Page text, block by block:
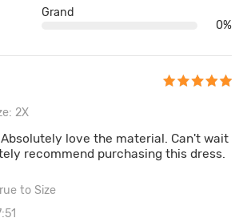
Grand
0%
2X
love the material. Can't wait
recommend purchasing this dress.
to Size